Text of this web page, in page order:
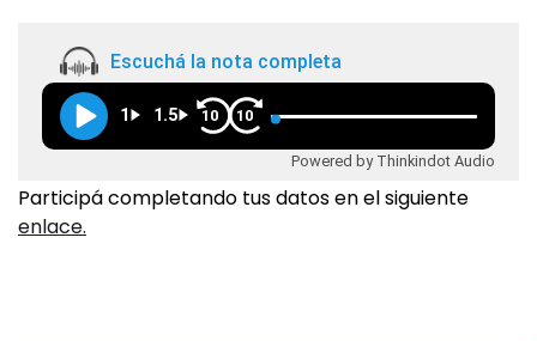
Escuchá la nota completa
1 1.5 10 10
Powered by Thinkindot Audio
Participá completando tus datos en el siguiente
enlace.